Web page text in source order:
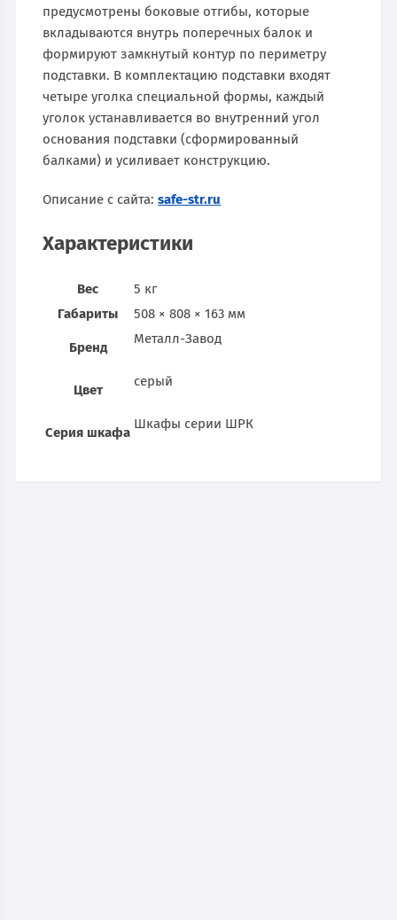
предусмотрены боковые отгибы, которые
вкладываются внутрь поперечных балок и
формируют замкнутый контур по периметру
подставки. В комплектацию подставки входят
четыре уголка специальной формы, каждый
уголок устанавливается во внутренний угол
основания подставки (сформированный
балками) и усиливает конструкцию.
Описание с сайта:safe-str.ru
Характеристики
Вес
5 кг
Габариты
508 × 808 × 163 мм
Бренд
Металл-Завод
Цвет
серый
Серия шкафа
Шкафы серии ШРК